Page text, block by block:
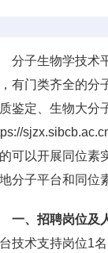
分子生物学技术
有门类齐全的分
鉴定、生物大分
可以开展同位素
分子平台和同位
一、招聘岗位及
技术支持岗位1名